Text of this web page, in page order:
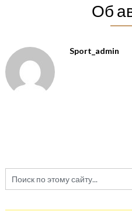
Об
Sport_admin